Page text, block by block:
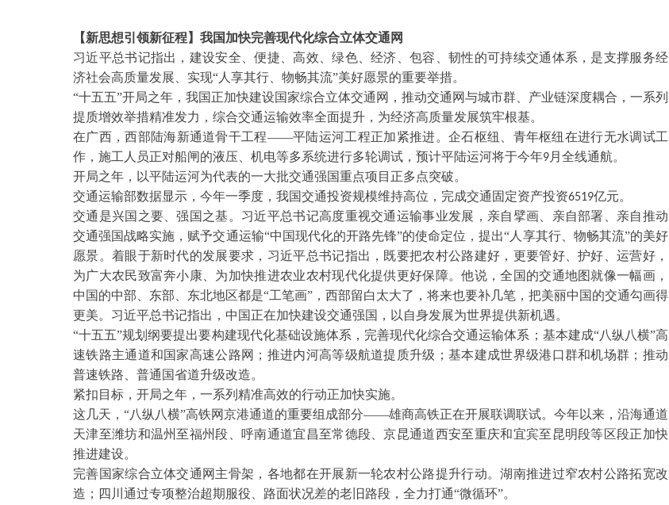
【新思想引领新征程】我国加快完善现代化综合立体交通网
习近平总书记指出，建设安全、便捷、高效、绿色、经济、包容、韧性的可持续交通体系，是支撑服务经
济社会高质量发展、实现“人享其行、物畅其流”美好愿景的重要举措。
“十五五”开局之年，我国正加快建设国家综合立体交通网，推动交通网与城市群、产业链深度耦合，一系列
提质增效举措精准发力，综合交通运输效率全面提升，为经济高质量发展筑牢根基。
在广西，西部陆海新通道骨干工程——平陆运河工程正加紧推进。企石枢纽、青年枢纽在进行无水调试工
作，施工人员正对船闸的液压、机电等多系统进行多轮调试，预计平陆运河将于今年9月全线通航。
开局之年，以平陆运河为代表的一大批交通强国重点项目正多点突破。
交通运输部数据显示，今年一季度，我国交通投资规模维持高位，完成交通固定资产投资6519亿元。
交通是兴国之要、强国之基。习近平总书记高度重视交通运输事业发展，亲自擘画、亲自部署、亲自推动
交通强国战略实施，赋予交通运输“中国现代化的开路先锋”的使命定位，提出“人享其行、物畅其流”的美好
愿景。着眼于新时代的发展要求，习近平总书记指出，既要把农村公路建好，更要管好、护好、运营好，
为广大农民致富奔小康、为加快推进农业农村现代化提供更好保障。他说，全国的交通地图就像一幅画，
中国的中部、东部、东北地区都是“工笔画”，西部留白太大了，将来也要补几笔，把美丽中国的交通勾画得
更美。习近平总书记指出，中国正在加快建设交通强国，以自身发展为世界提供新机遇。
“十五五”规划纲要提出要构建现代化基础设施体系，完善现代化综合交通运输体系；基本建成“八纵八横”高
速铁路主通道和国家高速公路网；推进内河高等级航道提质升级；基本建成世界级港口群和机场群；推动
普速铁路、普通国省道升级改造。
紧扣目标，开局之年，一系列精准高效的行动正加快实施。
这几天， “八纵八横”高铁网京港通道的重要组成部分——雄商高铁正在开展联调联试。今年以来，沿海通道
天津至潍坊和温州至福州段、呼南通道宜昌至常德段、京昆通道西安至重庆和宜宾至昆明段等区段正加快
推进建设。
完善国家综合立体交通网主骨架，各地都在开展新一轮农村公路提升行动。湖南推进过窄农村公路拓宽改
造；四川通过专项整治超期服役、路面状况差的老旧路段，全力打通“微循环”。